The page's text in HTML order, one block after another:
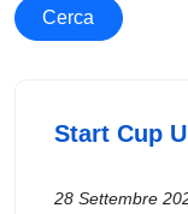
Cerca
Start Cup
28 Settembre